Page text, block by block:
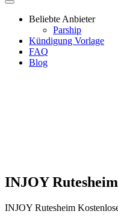
Beliebte Anbieter
Parship
Kündigung Vorlage
FAQ
Blog
INJOY
INJOY Rutesheim